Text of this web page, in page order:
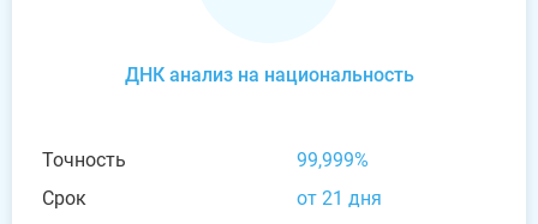
ДНК анализ на национальность
Точность
99,999%
Срок
от 21 дня